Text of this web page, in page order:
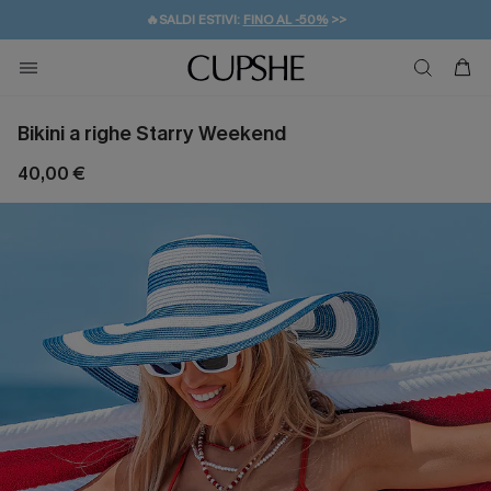
🔥SALDI ESTIVI: FINO AL -50%>>
🚚SPEDIZIONE GRATUITA DA 49€
💌REGALO PER I NUOVI: 20% DI SCONTO*
Bikini a righe Starry Weekend
40,00 €